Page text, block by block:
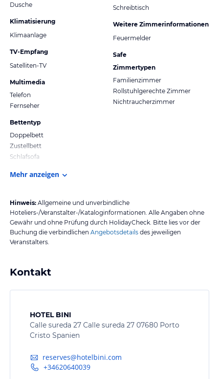
Dusche
Klimatisierung
Klimaanlage
TV-Empfang
Satelliten-TV
Multimedia
Telefon
Fernseher
Bettentyp
Doppelbett
Zustellbett
Schlafsofa
Schreibtisch
Weitere Zimmerinformationen
Feuermelder
Safe
Zimmertypen
Familienzimmer
Rollstuhlgerechte Zimmer
Nichtraucherzimmer
Mehr anzeigen
Hinweis: Allgemeine und unverbindliche
Hoteliers-/Veranstalter-/Kataloginformationen. Alle Angaben ohne
Gewähr und ohne Prüfung durch HolidayCheck. Bitte lies vor der
Buchung die verbindlichen Angebotsdetails des jeweiligen
Veranstalters.
Kontakt
HOTEL BINI
Calle sureda 27 Calle sureda 27 07680 Porto
Cristo Spanien
reserves@hotelbini.com
+34620640039